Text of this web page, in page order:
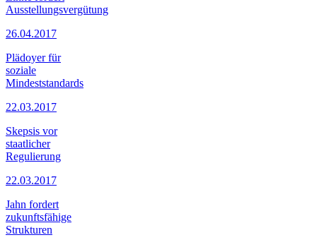
Ausstellungsvergütung
26.04.2017
Plädoyer für
soziale
Mindeststandards
22.03.2017
Skepsis vor
staatlicher
Regulierung
22.03.2017
Jahn fordert
zukunftsfähige
Strukturen